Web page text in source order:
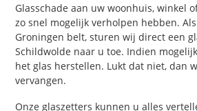
Glasschade aan uw woonhuis, winkel
zo snel mogelijk verholpen hebben.
Groningen belt, sturen wij direct een
Schildwolde naar u toe. Indien
het glas herstellen. Lukt dat niet, dan
vervangen.
Onze glaszetters kunnen u alles